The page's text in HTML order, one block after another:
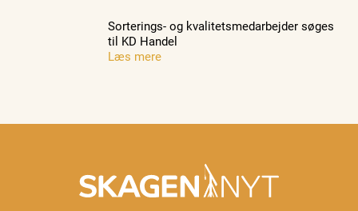
Sorterings- og kvalitetsmedarbejder søges
til KD Handel
Læs mere